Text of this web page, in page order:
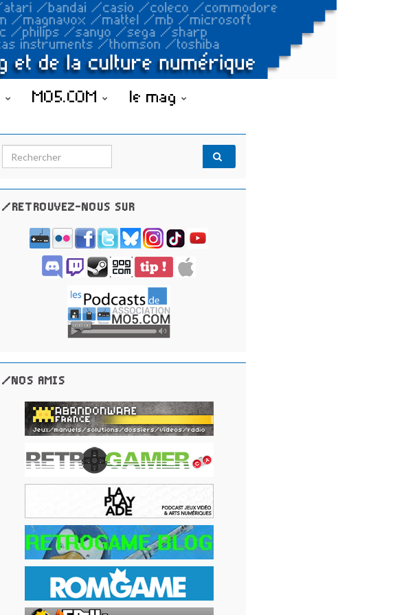
MO5.COM le mag
Search for:
/RETROUVEZ-NOUS SUR
/NOS AMIS